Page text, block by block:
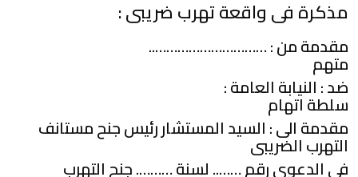
مذكرة فى واقعة تهرب ضريبى :
مقدمة من : …………………………..
متهم
ضد : النيابة العامة :
سلطة اتهام
مقدمة الى : السيد المستشار رئيس جنح مستانف
التهرب الضريبى
فى الدعوى رقم …….. لسنة ………. جنح التهرب